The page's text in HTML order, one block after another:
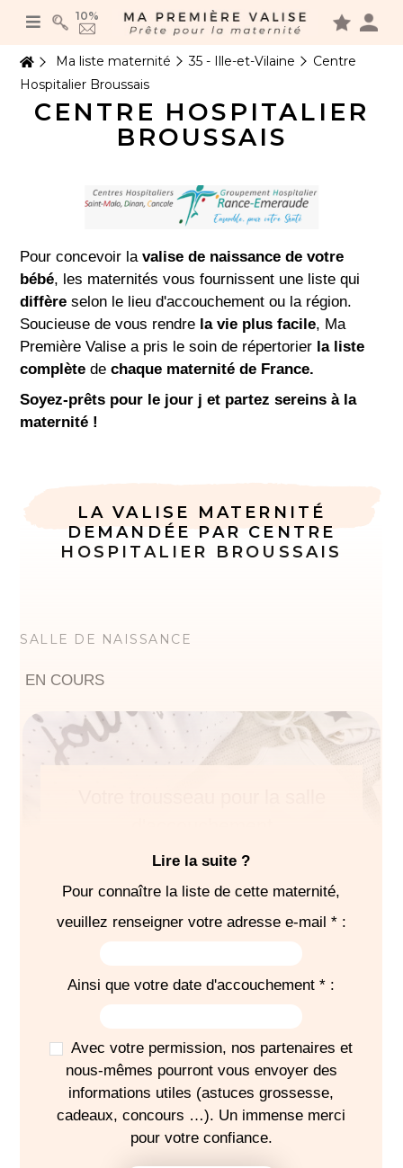
10%
Ma liste maternité 35 - Ille-et-Vilaine
Centre
Hospitalier Broussais
CENTRE HOSPITALIER
BROUSSAIS
Pour concevoir lavalise de naissance de votre
bébé, les maternités vous fournissent une liste qui
diffère selon le lieu d'accouchement ou la région.
Soucieuse de vous rendre la vie plus facile, Ma
Première Valise a pris le soin de répertorier la liste
complète dechaque maternité de France.
Soyez-prêts pour le jour j et partez sereins à la
maternité !
Lire la suite ?
Pour connaître la liste de cette maternité,
veuillez renseigner votre adresse e-mail * :
Ainsi que votre date d'accouchement * :
Avec votre permission, nos partenaires et
nous-mêmes pourront vous envoyer des
informations utiles (astuces grossesse,
cadeaux, concours …). Un immense merci
pour votre confiance.
LA VALISE MATERNITÉ
DEMANDÉE PAR CENTRE
HOSPITALIER BROUSSAIS
SALLE DE NAISSANCE
EN COURS
EN COURS
Pour la sortie, prévoir un siège-auto dos à la route
J'IMPRIME MA LISTE
Panneau de gestion des cookies